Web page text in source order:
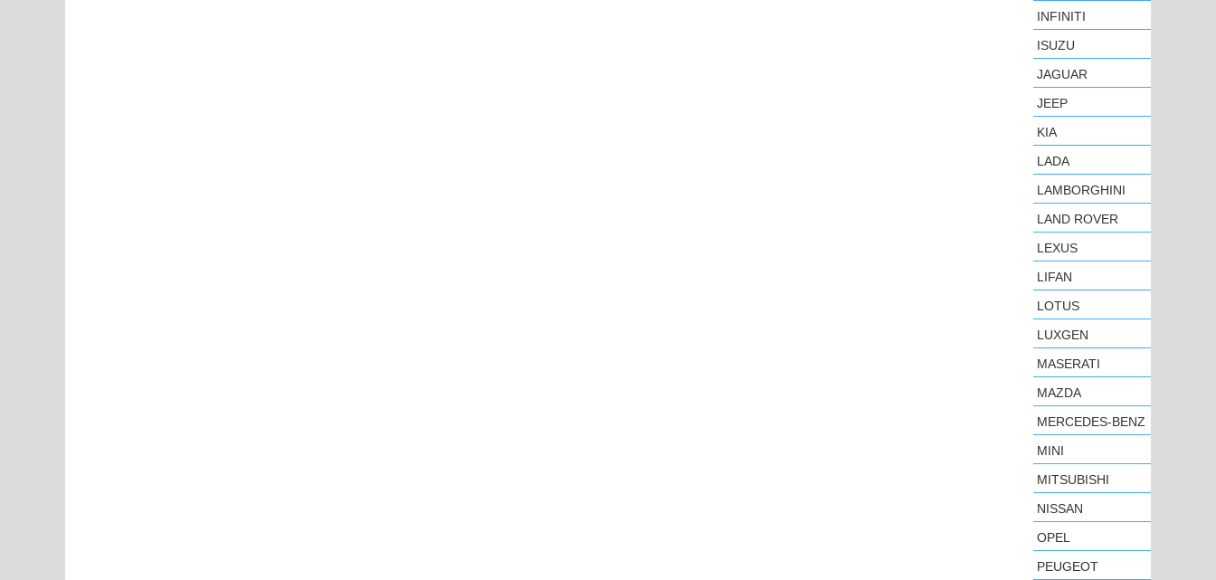
INFINITI
ISUZU
JAGUAR
JEEP
KIA
LADA
LAMBORGHINI
LAND ROVER
LEXUS
LIFAN
LOTUS
LUXGEN
MASERATI
MAZDA
MERCEDES-BENZ
MINI
MITSUBISHI
NISSAN
OPEL
PEUGEOT